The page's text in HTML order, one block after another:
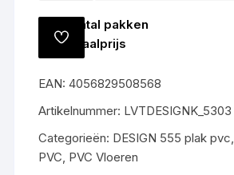
Aantal pakken
Totaalprijs
Oak
prijs
€55,-
gratis
gelegd
TOEVOEGEN
AAN
EAN:4056829508568
Artikelnummer: LVTDESIGNK_5303
Categorieën: DESIGN 555 plak pvc,
PVC, PVC Vloeren